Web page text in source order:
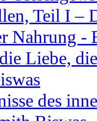
Teil I –
Nahrung -
Liebe,
des